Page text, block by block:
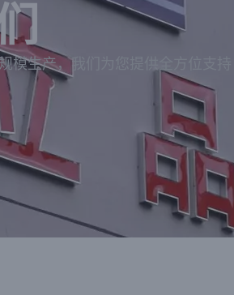
模生产，我们为您提供全方位支持